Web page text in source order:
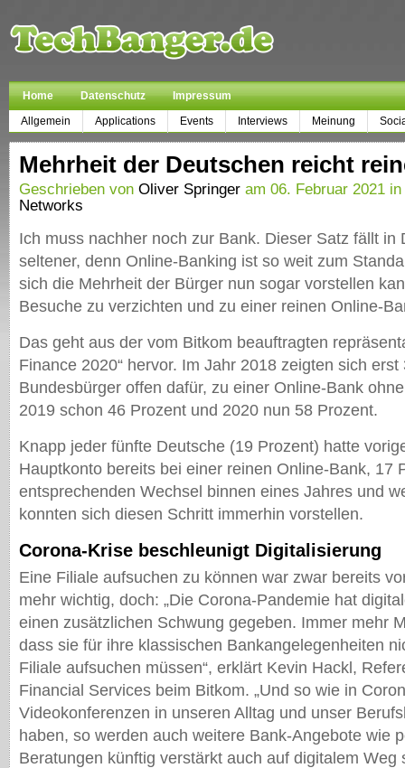
Home Datenschutz
Impressum
Allgemein
Applications Events Interviews Meinung
Mehrheit der Deutschen reicht
Geschrieben von Oliver Springer am 06. Februar 2021
Networks
Ich muss nachher noch zur Bank. Dieser Satz fällt in
seltener, denn Online-Banking ist so weit zum
sich die Mehrheit der Bürger nun sogar vorstellen
Besuche zu verzichten und zu einer reinen Online-
Das geht aus der vom Bitkom beauftragten
Finance 2020“ hervor. Im Jahr 2018 zeigten sich
Bundesbürger offen dafür, zu einer Online-Bank
2019 schon 46 Prozent und 2020 nun 58 Prozent.
Knapp jeder fünfte Deutsche (19 Prozent) hatte
Hauptkonto bereits bei einer reinen Online-Bank, 17
entsprechenden Wechsel binnen eines Jahres und
konnten sich diesen Schritt immerhin vorstellen.
Corona-Krise beschleunigt Digitalisierung
Eine Filiale aufsuchen zu können war zwar bereits
mehr wichtig, doch: „Die Corona-Pandemie hat
einen zusätzlichen Schwung gegeben. Immer mehr
dass sie für ihre klassischen Bankangelegenheiten
Filiale aufsuchen müssen“, erklärt Kevin Hackl,
Financial Services beim Bitkom. „Und so wie in
Videokonferenzen in unseren Alltag und unser
haben, so werden auch weitere Bank-Angebote wie
Beratungen künftig verstärkt auch auf digitalem Weg